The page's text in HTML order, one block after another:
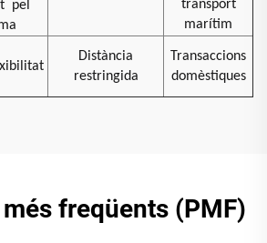
pel
transport
marítim
Distància
restringida
Transaccions
domèstiques
freqüents (PMF)